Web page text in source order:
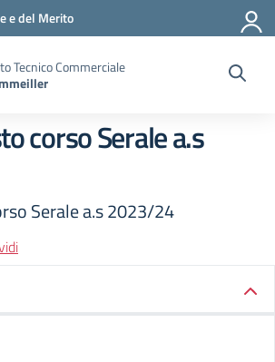
e del Merito
Tecnico Commerciale
corso Serale a.s
Serale a.s 2023/24